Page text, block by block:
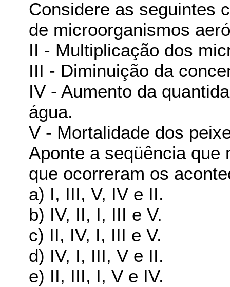
Considere as seguintes
de microorganismos
II - Multiplicação dos
III - Diminuição da
IV - Aumento da
água.
V - Mortalidade dos
Aponte a seqüência que
que ocorreram os
a) I, III, V, IV e II.
b) IV, II, I, III e V.
c) II, IV, I, III e V.
d) IV, I, III, V e II.
e) II, III, I, V e IV.